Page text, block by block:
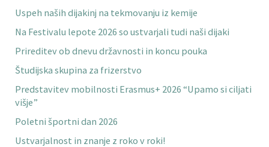
Uspeh naših dijakinj na tekmovanju iz kemije
Na Festivalu lepote 2026 so ustvarjali tudi naši dijaki
Prireditev ob dnevu državnosti in koncu pouka
Študijska skupina za frizerstvo
Predstavitev mobilnosti Erasmus+ 2026 “Upamo si ciljati
višje”
Poletni športni dan 2026
Ustvarjalnost in znanje z roko v roki!